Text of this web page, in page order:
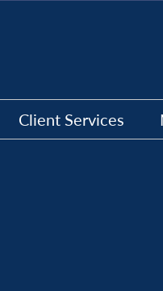
Client Services